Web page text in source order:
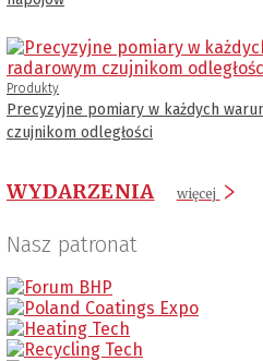
Produkty
Precyzyjne pomiary w każdych
czujnikom odległości
WYDARZENIA więcej
Nasz patronat